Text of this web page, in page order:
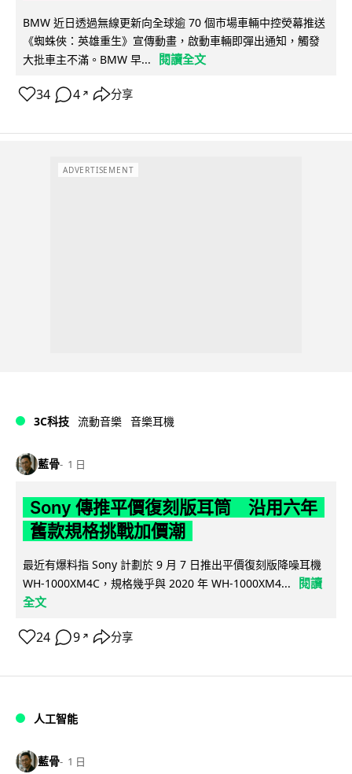
BMW 近日透過無線更新向全球逾 70 個市場車輛中控熒幕推送
《蜘蛛俠：英雄重生》宣傳動畫，啟動車輛即彈出通知，觸發
大批車主不滿。BMW 早...
閱讀全文
34 4 ↗ 分享
ADVERTISEMENT
3C科技 流動音樂 音樂耳機
藍骨 1 日
Sony 傳推平價復刻版耳筒 沿用六年
舊款規格挑戰加價潮
最近有爆料指 Sony 計劃於 9 月 7 日推出平價復刻版降噪耳機
WH-1000XM4C，規格幾乎與 2020 年 WH-1000XM4...
閱讀
全文
24 9 ↗ 分享
人工智能
藍骨 1 日